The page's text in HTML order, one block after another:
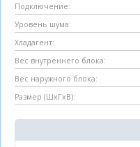
Подключение:
Уровень шума:
Хладагент:
Вес внутреннего блока:
Вес наружного блока:
Размер (ШхГхВ):